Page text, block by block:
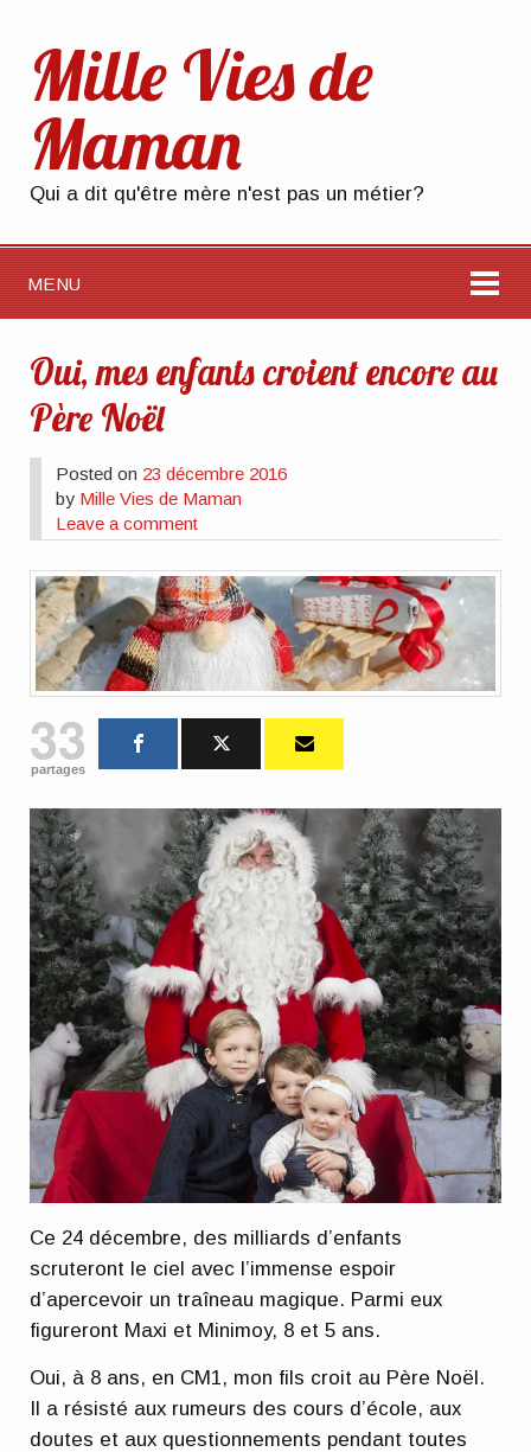
Mille Vies de
Maman
Qui a dit qu'être mère n'est pas un métier?
MENU
Oui, mes enfants croient encore au
Père Noël
Posted on 23 décembre 2016
by Mille Vies de Maman
Leave a comment
33
partages
Ce 24 décembre, des milliards d’enfants
scruteront le ciel avec l’immense espoir
d’apercevoir un traîneau magique. Parmi eux
figureront Maxi et Minimoy, 8 et 5 ans.
Oui, à 8 ans, en CM1, mon fils croit au Père Noël.
Il a résisté aux rumeurs des cours d’école, aux
doutes et aux questionnements pendant toutes